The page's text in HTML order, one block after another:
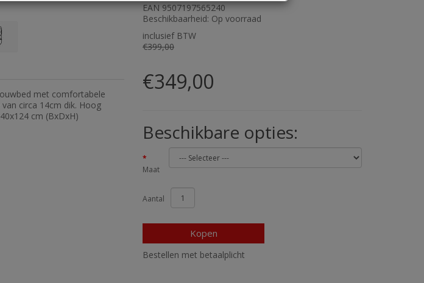
met comfortabele
circa 14cm dik. Hoog
cm (BxDxH)
EAN 9507197565240
Beschikbaarheid: Op voorraad
inclusief BTW
€399,00
€349,00
Beschikbare opties:
Maat
Aantal
Kopen
Bestellen met betaalplicht